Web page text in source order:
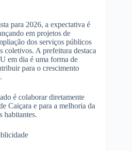
para 2026, a expectativa é
em projetos de
dos serviços públicos
coletivos. A prefeitura destaca
em dia é uma forma de
para o crescimento
é colaborar diretamente
Caiçara e para a melhoria da
habitantes.